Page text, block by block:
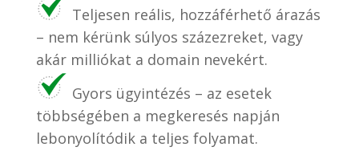
Teljesen reális, hozzáférhető árazás
– nem kérünk súlyos százezreket, vagy
akár milliókat a domain nevekért.
Gyors ügyintézés – az esetek
többségében a megkeresés napján
lebonyolítódik a teljes folyamat.